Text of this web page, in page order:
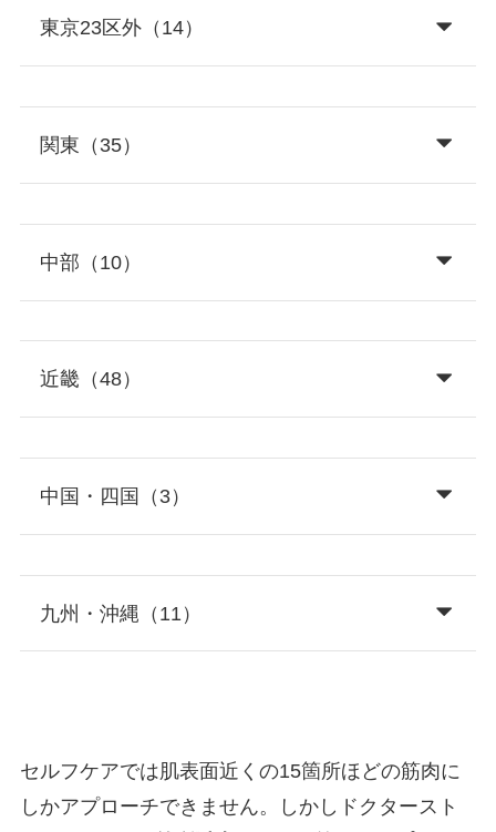
東京23区外（14）
関東（35）
中部（10）
近畿（48）
中国・四国（3）
九州・沖縄（11）
セルフケアでは肌表面近くの15箇所ほどの筋肉に
しかアプローチできません。しかしドクタースト